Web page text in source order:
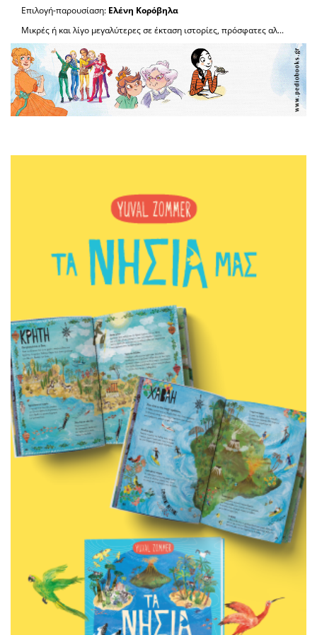
Επιλογή-παρουσίαση: Ελένη Κορόβηλα
Μικρές ή και λίγο μεγαλύτερες σε έκταση ιστορίες, πρόσφατες αλ...